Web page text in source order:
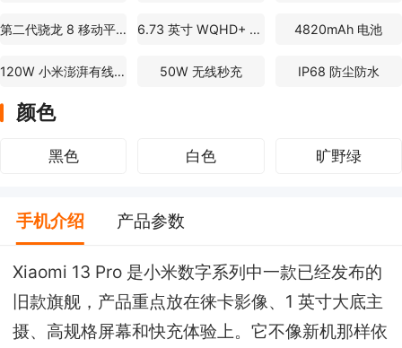
第二代骁龙 8 移动平台 6.73 英寸 WQHD+ AMOLED 屏幕 4820mAh 电池
120W 小米澎湃有线秒充 50W 无线秒充 IP68 防尘防水
颜色
黑色 白色 旷野绿
手机介绍 产品参数
Xiaomi 13 Pro 是小米数字系列中一款已经发布的
旧款旗舰，产品重点放在徕卡影像、1 英寸大底主
摄、高规格屏幕和快充体验上。它不像新机那样依